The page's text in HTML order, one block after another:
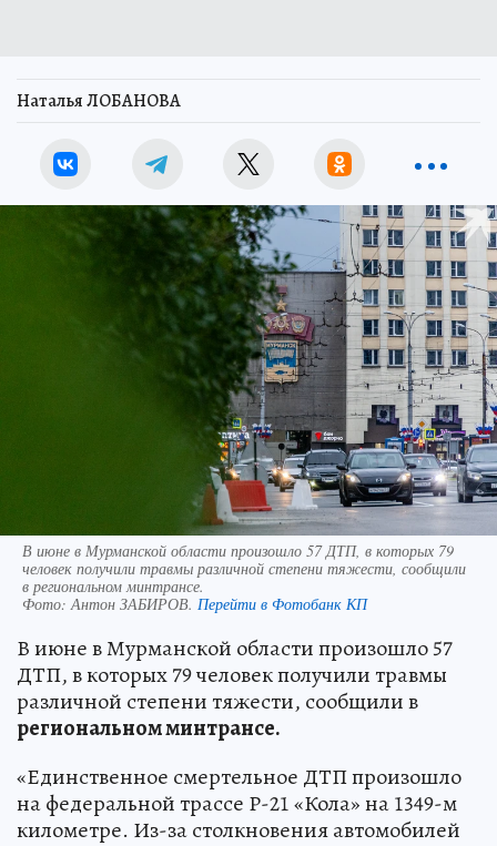
Наталья ЛОБАНОВА
В июне в Мурманской области произошло 57 ДТП, в которых 79
человек получили травмы различной степени тяжести, сообщили
в региональном минтрансе.
Фото: Антон ЗАБИРОВ. Перейти в Фотобанк КП
В июне в Мурманской области произошло 57
ДТП, в которых 79 человек получили травмы
различной степени тяжести, сообщили в
региональном минтрансе.
«Единственное смертельное ДТП произошло
на федеральной трассе Р-21 «Кола» на 1349-м
километре. Из-за столкновения автомобилей